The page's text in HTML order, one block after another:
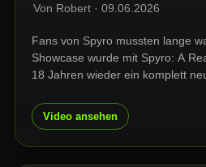
Von Robert · 09.06.2026
Fans von Spyro mussten lange
Showcase wurde mit Spyro: A
18 Jahren wieder ein komplett
von Toys for Bob, dem Studio
Trilogy.
Video ansehen